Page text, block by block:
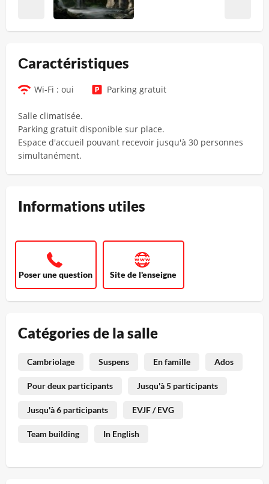
Сaractéristiques
Wi-Fi : oui Parking gratuit
Salle climatisée.
Parking gratuit disponible sur place.
Espace d'accueil pouvant recevoir jusqu'à 30 personnes
simultanément.
Informations utiles
Poser une question Site de l'enseigne
Catégories de la salle
Cambriolage Suspens En famille Ados
Pour deux participants Jusqu'à 5 participants
Jusqu'à 6 participants EVJF / EVG
Team building In English